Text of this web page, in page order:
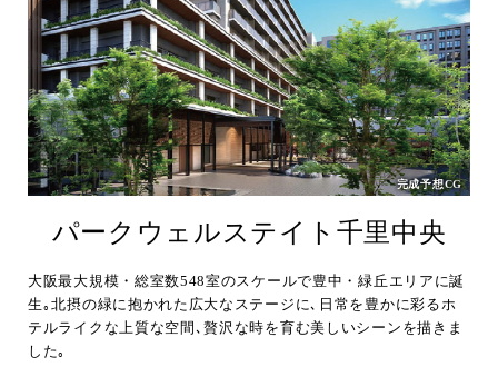
完成予想CG
パークウェルステイト千里中央
大阪最大規模・総室数548室のスケールで豊中・緑丘エリアに誕
生｡北摂の緑に抱かれた広大なステージに､日常を豊かに彩るホ
テルライクな上質な空間､贅沢な時を育む美しいシーンを描きま
した｡